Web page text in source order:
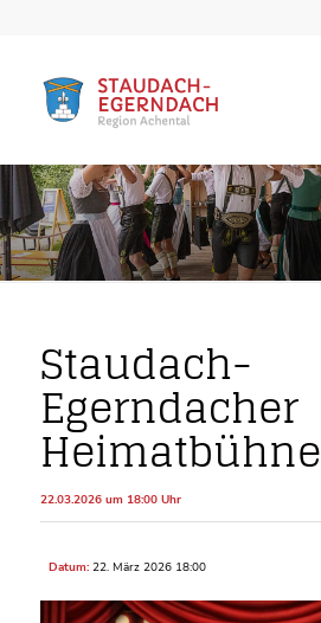
Staudach-
Egerndacher
Heimatbühne
22.03.2026 um 18:00 Uhr
Datum: 22. März 2026 18:00